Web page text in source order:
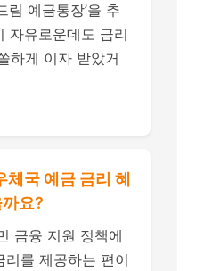
림 예금통장’을 추
자유로운데도 금리
하게 이자 받았거
국 예금 금리 혜
요?
금융 지원 정책에
리를 제공하는 편이